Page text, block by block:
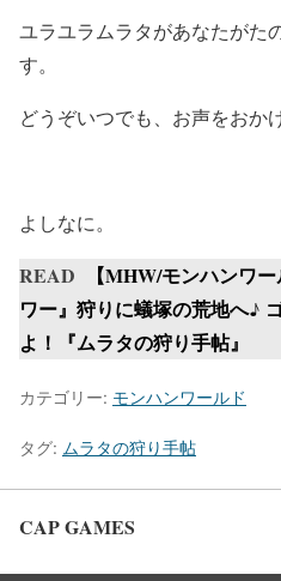
ユラユラムラタがあなたがた
す。
どうぞいつでも、お声をおか
よしなに。
READ
【MHW/モンハンワ
ワー』狩りに蟻塚の荒地へ♪
よ！『ムラタの狩り手帖』
カテゴリー: モンハンワールド
タグ: ムラタの狩り手帖
CAP GAMES